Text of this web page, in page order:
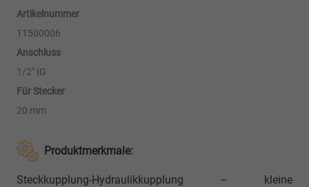
1/2"
IG
Menge
Artikelnummer
11500006
Anschluss
1/2" IG
Für Stecker
20 mm
Produktmerkmale:
Steckkupplung-Hydraulikkupplung – kleine